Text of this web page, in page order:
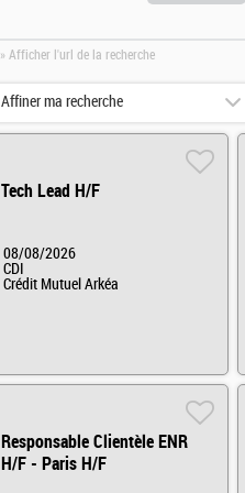
» Afficher l'url de la recherche
Tech Lead H/F
08/08/2026
CDI
Crédit Mutuel Arkéa
Responsable Clientèle ENR
H/F - Paris H/F
Affiner ma recherche